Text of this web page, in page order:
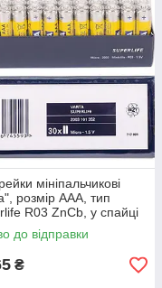
мініпальчикові
розмір AAA, тип
R03 ZnCb, у спайці
до відправки
₴